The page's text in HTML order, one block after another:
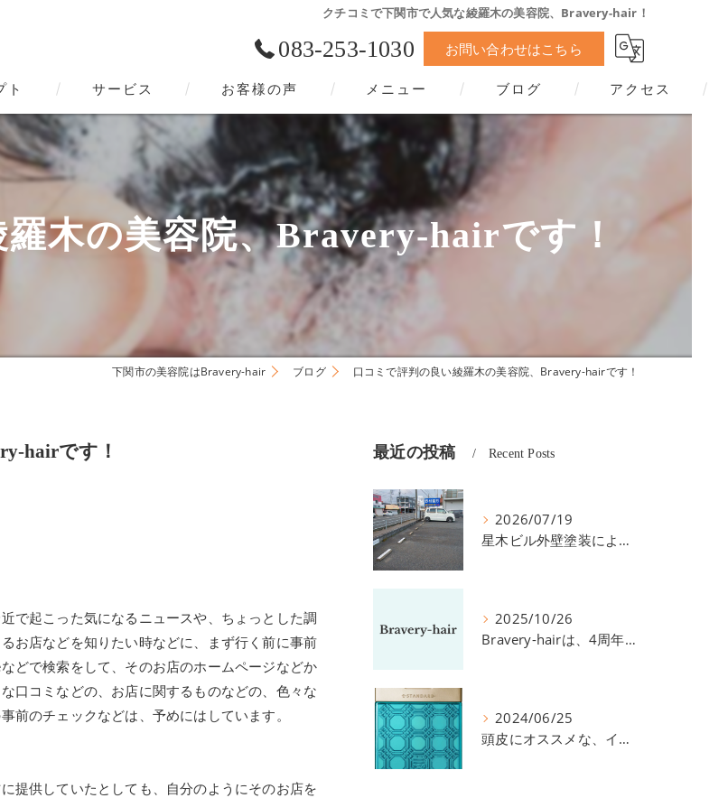
クチコミで下関市で人気な綾羅木の美容院、Bravery-hair！
083-253-1030 お問い合わせはこちら
ト
院･Bravery-hairの口コミ情報
院･Bravery-hairの評判
院･Bravery-hairのお客様の声
サービス お客様の声 メニュー ブログ アクセス
木の美容院、Bravery-hairです！
下関市の美容院はBravery-hair ブログ 口コミで評判の良い綾羅木の美容院、Bravery-hairです！
hairです！
で起こった気になるニュースや、ちょっとした調
お店などを知りたい時などに、まず行く前に事前
どで検索をして、そのお店のホームページなどか
口コミなどの、お店に関するものなどの、色々な
前のチェックなどは、予めにはしています。
提供していたとしても、自分のようにそのお店を
最近の投稿 Recent Posts
2026/07/19
星木ビル外壁塗装による、駐車場の件につきまして。
2025/10/26
Bravery-hairは、4周年を迎えました！
2024/06/25
頭皮にオススメな、イイスタンダードのスカルプ系シャンプー＆トリートメントです！